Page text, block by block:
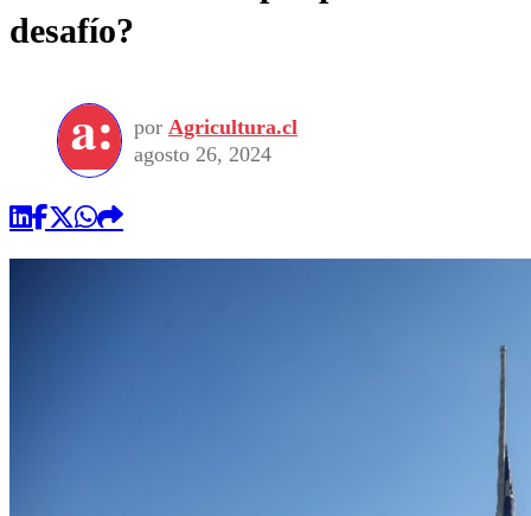
desafío?
por Agricultura.cl
agosto 26, 2024